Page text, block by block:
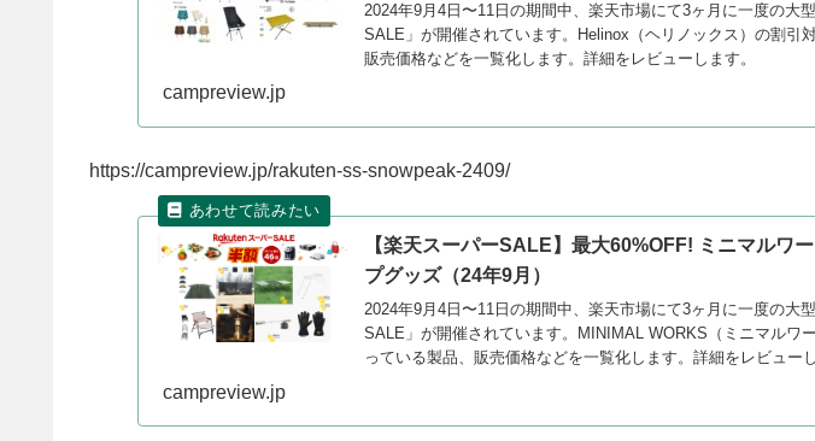
2024年9月4日〜11日の期間中、楽天市場にて3ヶ月に一度の大
SALE」が開催されています。Helinox（ヘリノックス）の割引
販売価格などを一覧化します。詳細をレビューします。
campreview.jp
https://campreview.jp/rakuten-ss-snowpeak-2409/
【楽天スーパーSALE】最大60%OFF! ミニマルワ
プグッズ（24年9月）
2024年9月4日〜11日の期間中、楽天市場にて3ヶ月に一度の大
SALE」が開催されています。MINIMAL WORKS（ミニマルワ
っている製品、販売価格などを一覧化します。詳細をレビューし
campreview.jp